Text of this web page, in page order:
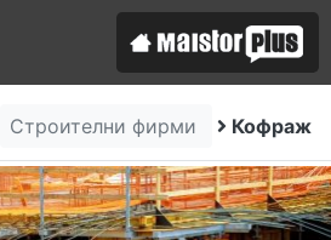
Строителни фирми Кофраж и